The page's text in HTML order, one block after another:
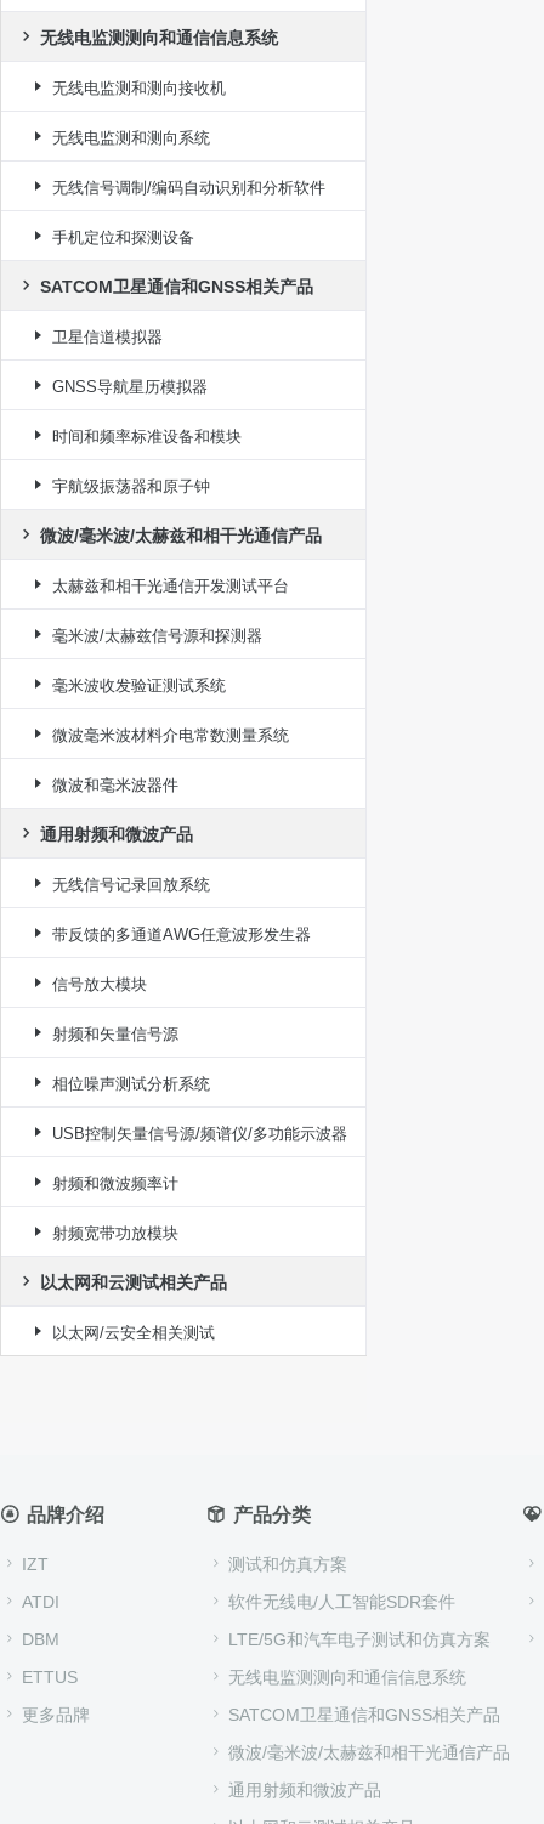
无线电监测测向和通信信息系统
无线电监测和测向接收机
无线电监测和测向系统
无线信号调制/编码自动识别和分析软件
手机定位和探测设备
SATCOM卫星通信和GNSS相关产品
卫星信道模拟器
GNSS导航星历模拟器
时间和频率标准设备和模块
宇航级振荡器和原子钟
微波/毫米波/太赫兹和相干光通信产品
太赫兹和相干光通信开发测试平台
毫米波/太赫兹信号源和探测器
毫米波收发验证测试系统
微波毫米波材料介电常数测量系统
微波和毫米波器件
通用射频和微波产品
无线信号记录回放系统
带反馈的多通道AWG任意波形发生器
信号放大模块
射频和矢量信号源
相位噪声测试分析系统
USB控制矢量信号源/频谱仪/多功能示波器
射频和微波频率计
射频宽带功放模块
以太网和云测试相关产品
以太网/云安全相关测试
品牌介绍
IZT
ATDI
DBM
ETTUS
更多品牌
产品分类
测试和仿真方案
软件无线电/人工智能SDR套件
LTE/5G和汽车电子测试和仿真方案
无线电监测测向和通信信息系统
SATCOM卫星通信和GNSS相关产品
微波/毫米波/太赫兹和相干光通信产品
通用射频和微波产品